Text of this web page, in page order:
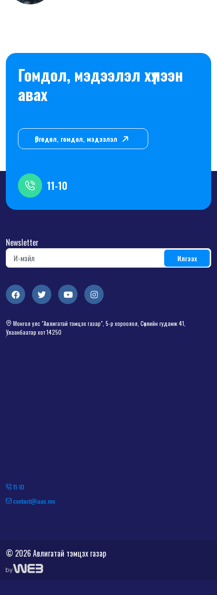
Гомдол, мэдээлэл хүлээн
авах
Өргөдөл, гомдол, мэдээлэл
11-10
Newsletter
Монгол улс "Авлигатай тэмцэх газар", 5-р хороолол, Сөүлийн гудамж 41,
Улаанбаатар хот 14250
11-10
contact@iaac.mn
© 2026 Авлигатай тэмцэх газар